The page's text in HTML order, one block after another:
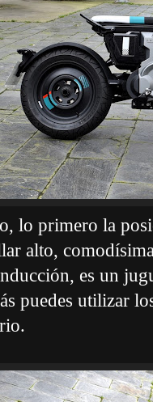
lo primero la
alto,
es un
puedes utilizar